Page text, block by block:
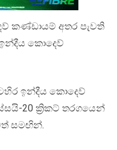
කණ්ඩායම් අතර පැවති
කොදෙව්
ඉන්දීය කොදෙව්
20 ක්‍රිකට් තරගයෙන්
සමඟින්.